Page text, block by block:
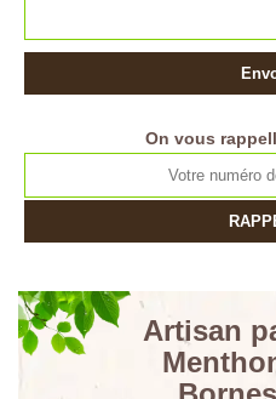
On vous
Artisan